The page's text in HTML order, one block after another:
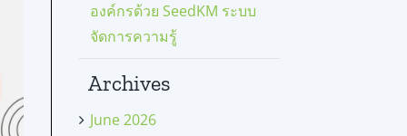
องค์กรด้วย SeedKM ระบบ
จัดการความรู้
Archives
June 2026